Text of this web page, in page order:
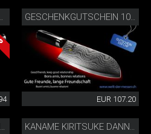
GESCHENKGUTSCHEIN 100 CHF
EUR 107.20